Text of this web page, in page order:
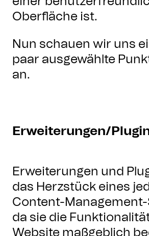
Oberfläche ist.
Nun schauen wir uns
paar ausgewählte
an.
Erweiterungen/
Erweiterungen und
das Herzstück eines
Content-
da sie die
Website maßgeblich